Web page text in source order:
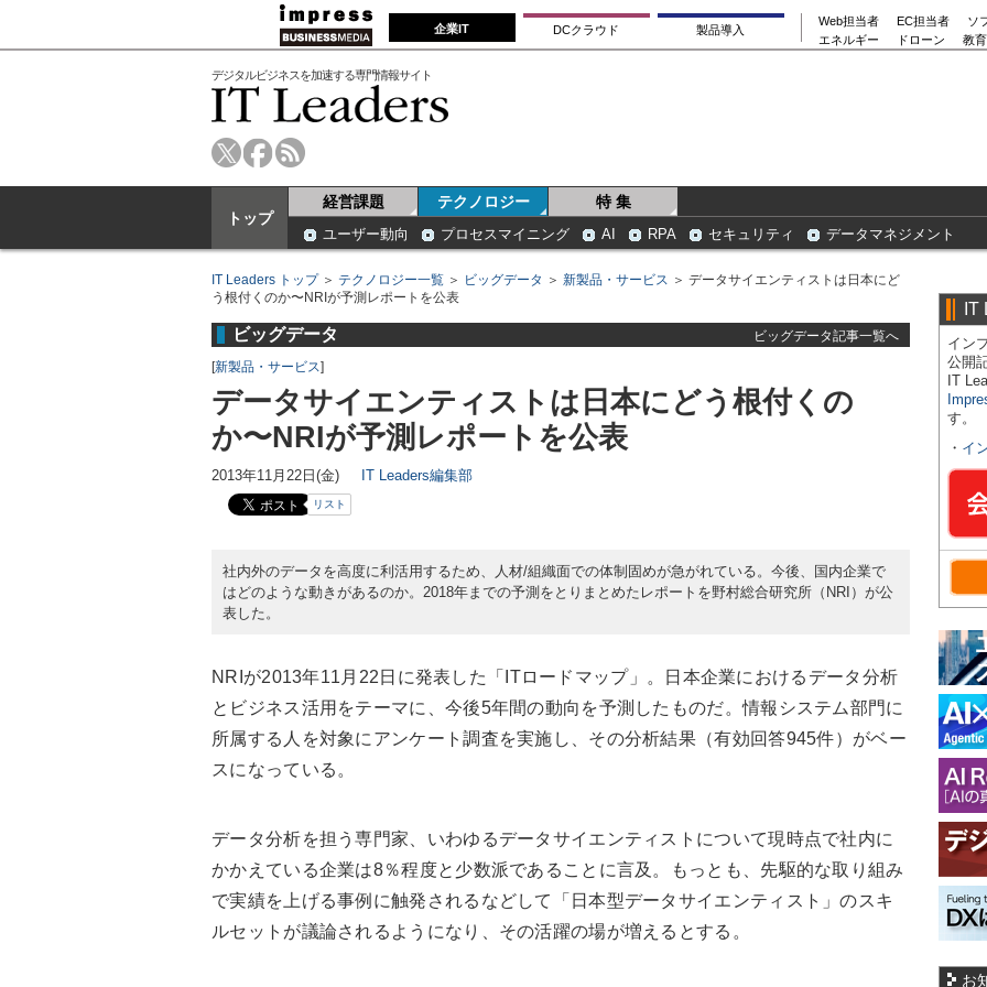
企業IT DCクラウド 製品導入
Web担当者 EC担当者
ソ
エネルギー
ドローン 教
デジタルビジネスを加速する専門情報サイト
トップ
経営課題 テクノロジー 特 集
ユーザー動向 プロセスマイニング AI RPA セキュリティ データマネジメント
IT Leaders トップ＞ テクノロジー一覧 ＞ ビッグデータ ＞ 新製品・サービス ＞ データサイエンティストは日本にど
う根付くのか〜NRIが予測レポートを公表
ビッグデータ
ビッグデータ記事一覧へ
[新製品・サービス]
データサイエンティストは日本にどう根付くの
か〜NRIが予測レポートを公表
2013年11月22日(金) IT Leaders編集部
リスト
社内外のデータを高度に利活用するため、人材/組織面での体制固めが急がれている。今後、国内企業で
はどのような動きがあるのか。2018年までの予測をとりまとめたレポートを野村総合研究所（NRI）が公
表した。
NRIが2013年11月22日に発表した「ITロードマップ」。日本企業におけるデータ分析
とビジネス活用をテーマに、今後5年間の動向を予測したものだ。情報システム部門に
所属する人を対象にアンケート調査を実施し、その分析結果（有効回答945件）がベー
スになっている。
データ分析を担う専門家、いわゆるデータサイエンティストについて現時点で社内に
かかえている企業は8％程度と少数派であることに言及。もっとも、先駆的な取り組み
で実績を上げる事例に触発されるなどして「日本型データサイエンティスト」のスキ
ルセットが議論されるようになり、その活躍の場が増えるとする。
IT
イン
公開
IT
す。
・ イ
お